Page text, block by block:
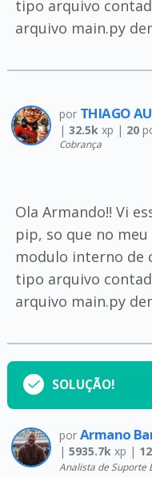
tipo arquivo
arquivo main.py
por THIAGO
| 32.5k xp | 20
Cobrança
Ola Armando!! Vi
pip, so que no
modulo interno de
tipo arquivo
arquivo main.py
SOLUÇÃO!
por Armano
| 5935.7k xp |
Analista de Suporte